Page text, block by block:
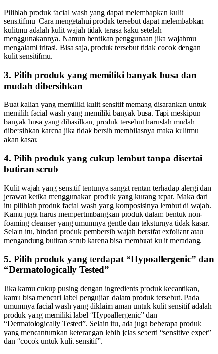
Pilihlah produk facial wash yang dapat melembapkan kulit
sensitifmu. Cara mengetahui produk tersebut dapat melembabkan
kulitmu adalah kulit wajah tidak terasa kaku setelah
menggunakannya. Namun hentikan penggunaan jika wajahmu
mengalami iritasi. Bisa saja, produk tersebut tidak cocok dengan
kulit sensitifmu.
3. Pilih produk yang memiliki banyak busa dan
mudah dibersihkan
Buat kalian yang memiliki kulit sensitif memang disarankan untuk
memilih facial wash yang memiliki banyak busa. Tapi meskipun
banyak busa yang dihasilkan, produk tersebut haruslah mudah
dibersihkan karena jika tidak bersih membilasnya maka kulitmu
akan kasar.
4. Pilih produk yang cukup lembut tanpa disertai
butiran scrub
Kulit wajah yang sensitif tentunya sangat rentan terhadap alergi dan
jerawat ketika menggunakan produk yang kurang tepat. Maka dari
itu pilihlah produk facial wash yang komposisinya lembut di wajah.
Kamu juga harus mempertimbangkan produk dalam bentuk non-
foaming cleanser yang umumnya gentle dan teksturnya tidak kasar.
Selain itu, hindari produk pembersih wajah bersifat exfoliant atau
mengandung butiran scrub karena bisa membuat kulit meradang.
5. Pilih produk yang terdapat “Hypoallergenic” dan
“Dermatologically Tested”
Jika kamu cukup pusing dengan ingredients produk kecantikan,
kamu bisa mencari label pengujian dalam produk tersebut. Pada
umumnya facial wash yang diklaim aman untuk kulit sensitif adalah
produk yang memiliki label “Hypoallergenic” dan
“Dermatologically Tested”. Selain itu, ada juga beberapa produk
yang mencantumkan keterangan lebih jelas seperti “sensitive expet”
dan “cocok untuk kulit sensitif”.